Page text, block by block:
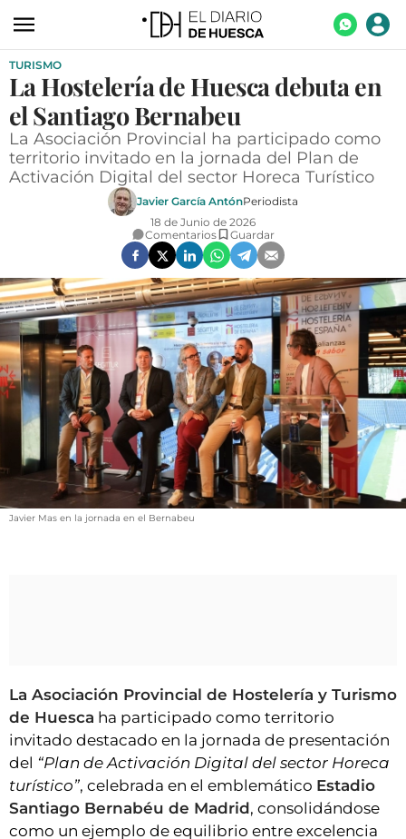
ACTUALIDAD
ECONOMÍA
TECNOLOGÍA
TURISMO
AGROALIMENTACIÓN
SOCIEDAD
OPINIÓN
GALERÍAS
VÍDEOS
CONTACTAR
FIESTAS EN EL ALTO ARAGÓN
FIESTAS DE SAN LORENZO
CLUB DEL AMIGO MILITANTE
INICIAR SESIÓN
TURISMO
La Hostelería de Huesca debuta en
el Santiago Bernabeu
La Asociación Provincial ha participado como
territorio invitado en la jornada del Plan de
Activación Digital del sector Horeca Turístico
Javier García AntónPeriodista
18 de Junio de 2026
Comentarios
Guardar
Javier Mas en la jornada en el Bernabeu
La Asociación Provincial de Hostelería y Turismo
de Huesca ha participado como territorio
invitado destacado en la jornada de presentación
del “Plan de Activación Digital del sector Horeca
turístico”, celebrada en el emblemático Estadio
Santiago Bernabéu de Madrid, consolidándose
como un ejemplo de equilibrio entre excelencia